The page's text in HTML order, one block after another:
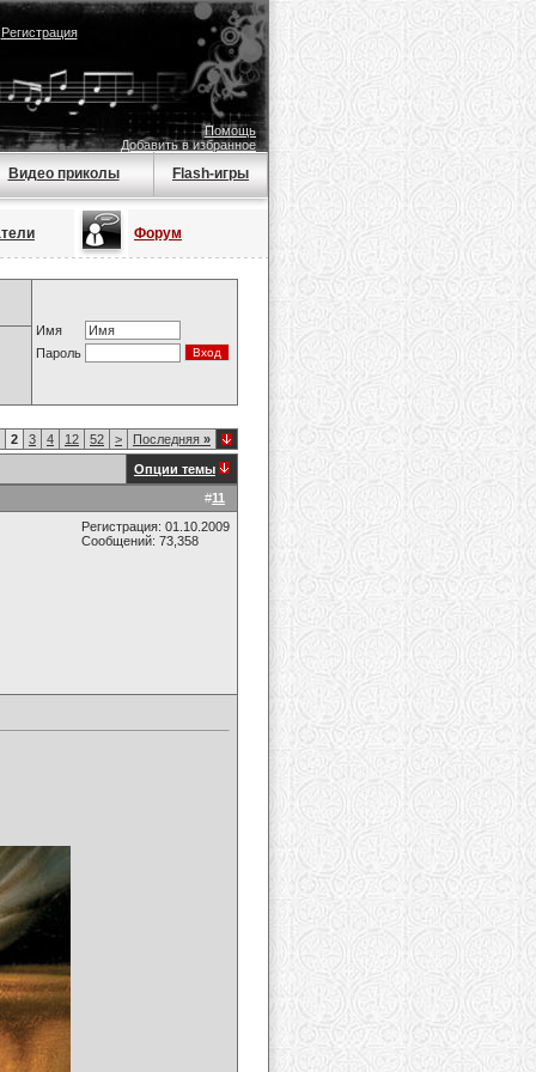
Регистрация
Помощь
Добавить в избранное
Видео приколы Flash-игры
Форум
Имя
Пароль
2 3 4 12 52 > Последняя »
Опции темы
#11
Регистрация: 01.10.2009
Сообщений: 73,358